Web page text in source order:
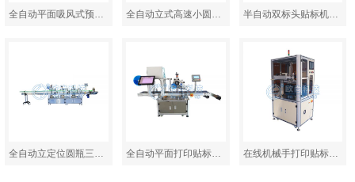
全自动平面吸风式预打… 全自动立式高速小圆瓶… 半自动双标头贴标机AS…
全自动平面打印贴标机… 在线机械手打印贴标机…